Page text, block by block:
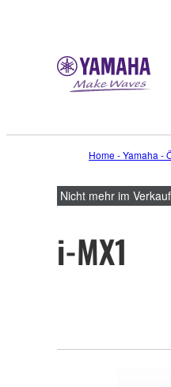
Home - Yamaha -
Nicht mehr im Verkauf
i-MX1